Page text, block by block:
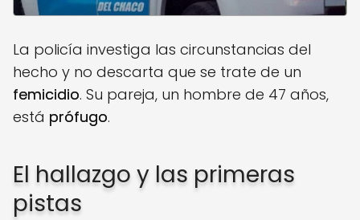
La policía investiga las circunstancias del
hecho y no descarta que se trate de un
femicidio. Su pareja, un hombre de 47 años,
está prófugo.
El hallazgo y las primeras
pistas